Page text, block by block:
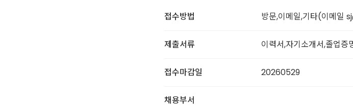
접수방법 방문,이메일,기타(이메
제출서류 이력서,자기소개서,졸업증
접수마감일 20260529
채용부서